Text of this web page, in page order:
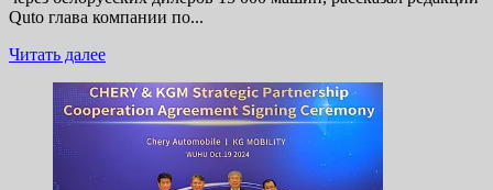
Quto глава компании по...
Читать далееПрочитать
о
Lada
хочет
занять